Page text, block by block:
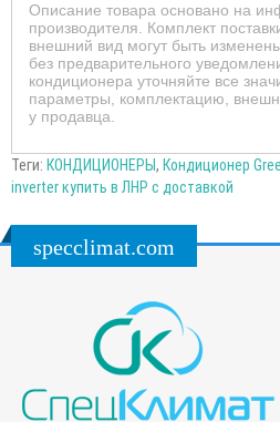
Описание товара основано на
производителя. Комплект
внешний вид могут быть
без предварительного
кондиционера уточняйте все
параметры, комплектацию,
у продавца.
Теги: КОНДИЦИОНЕРЫ, Кондиционер
inverter купить в ЛНР с доставкой
specclimat.com